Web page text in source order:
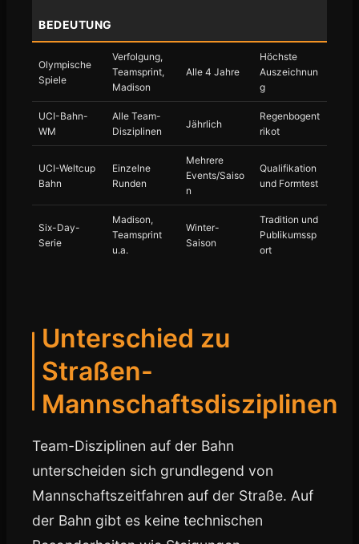
BEDEUTUNG
Olympische
Spiele
Verfolgung,
Teamsprint,
Madison
Alle 4 Jahre
Höchste
Auszeichnun
g
UCI-Bahn-
WM
Alle Team-
Disziplinen
Jährlich
Regenbogent
rikot
UCI-Weltcup
Bahn
Einzelne
Runden
Mehrere
Events/Saiso
n
Qualifikation
und Formtest
Six-Day-
Serie
Madison,
Teamsprint
u.a.
Winter-
Saison
Tradition und
Publikumssp
ort
Unterschied zu
Straßen-
Mannschaftsdisziplinen
Team-Disziplinen auf der Bahn
unterscheiden sich grundlegend von
Mannschaftszeitfahren auf der Straße. Auf
der Bahn gibt es keine technischen